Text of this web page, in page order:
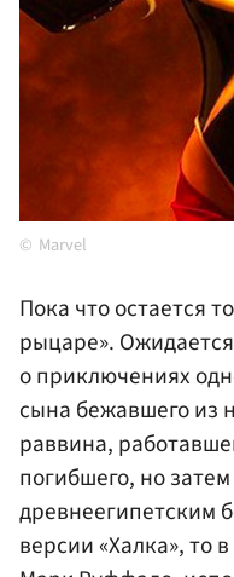
Marvel
Пока что остается
рыцаре».
о приключениях
сына бежавшего из
раввина,
погибшего, но
древнеегипетским
версии «Халка», то